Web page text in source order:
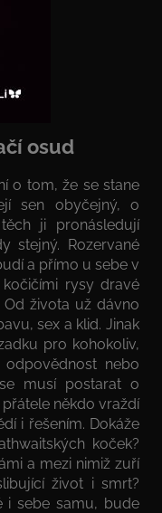
osud
o tom, že se stane
sen obyčejný, o
ji pronásledují
stejný. Rozervané
a přímo u sebe v
rysy dravé
života už dávno
sex a klid. Jinak
pro kohokoliv,
nebo
musí postarat o
někdo vraždí
i řešením. Dokáže
koček?
a mezi nimiž zuří
život i smrt?
i sebe samu, bude